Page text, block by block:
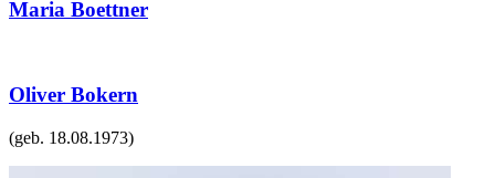
Maria Boettner
Oliver Bokern
(geb. 18.08.1973)